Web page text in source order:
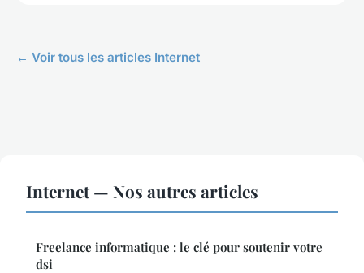
← Voir tous les articles Internet
Internet — Nos autres articles
Freelance informatique : le clé pour soutenir votre
dsi